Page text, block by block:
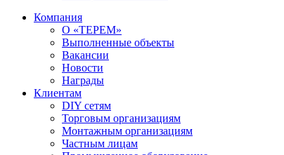
Компания
О «ТЕРЕМ»
Выполненные объекты
Вакансии
Новости
Награды
Клиентам
DIY сетям
Торговым организациям
Монтажным организациям
Частным лицам